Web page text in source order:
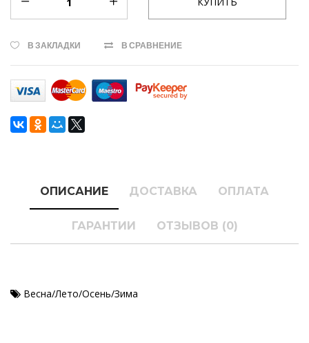
В ЗАКЛАДКИ В СРАВНЕНИЕ
ОПИСАНИЕ ДОСТАВКА ОПЛАТА
ГАРАНТИИ ОТЗЫВОВ (0)
Весна/Лето/Осень/Зима